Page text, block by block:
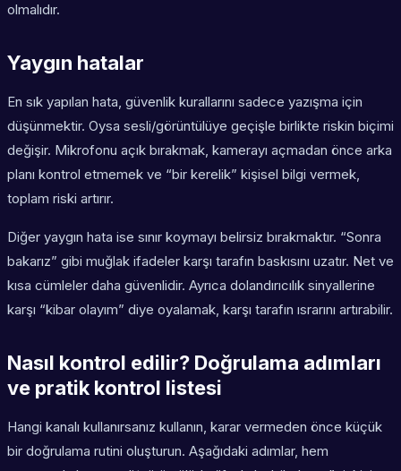
olmalıdır.
Yaygın hatalar
En sık yapılan hata, güvenlik kurallarını sadece yazışma için
düşünmektir. Oysa sesli/görüntülüye geçişle birlikte riskin biçimi
değişir. Mikrofonu açık bırakmak, kamerayı açmadan önce arka
planı kontrol etmemek ve “bir kerelik” kişisel bilgi vermek,
toplam riski artırır.
Diğer yaygın hata ise sınır koymayı belirsiz bırakmaktır. “Sonra
bakarız” gibi muğlak ifadeler karşı tarafın baskısını uzatır. Net ve
kısa cümleler daha güvenlidir. Ayrıca dolandırıcılık sinyallerine
karşı “kibar olayım” diye oyalamak, karşı tarafın ısrarını artırabilir.
Nasıl kontrol edilir? Doğrulama adımları
ve pratik kontrol listesi
Hangi kanalı kullanırsanız kullanın, karar vermeden önce küçük
bir doğrulama rutini oluşturun. Aşağıdaki adımlar, hem